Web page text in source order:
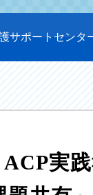
サポートセンタ
実践